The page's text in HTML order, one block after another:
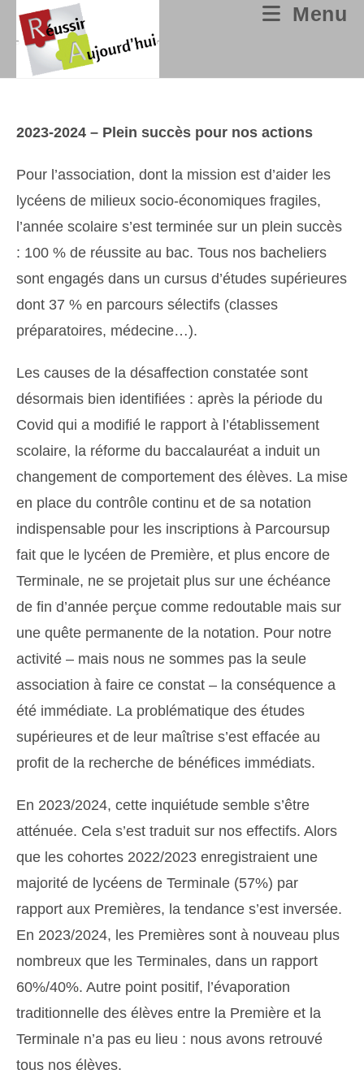
content
Menu
2023-2024 – Plein succès pour nos actions
Pour l’association, dont la mission est d’aider les
lycéens de milieux socio-économiques fragiles,
l’année scolaire s’est terminée sur un plein succès
: 100 % de réussite au bac. Tous nos bacheliers
sont engagés dans un cursus d’études supérieures
dont 37 % en parcours sélectifs (classes
préparatoires, médecine…).
Les causes de la désaffection constatée sont
désormais bien identifiées : après la période du
Covid qui a modifié le rapport à l’établissement
scolaire, la réforme du baccalauréat a induit un
changement de comportement des élèves. La mise
en place du contrôle continu et de sa notation
indispensable pour les inscriptions à Parcoursup
fait que le lycéen de Première, et plus encore de
Terminale, ne se projetait plus sur une échéance
de fin d’année perçue comme redoutable mais sur
une quête permanente de la notation. Pour notre
activité – mais nous ne sommes pas la seule
association à faire ce constat – la conséquence a
été immédiate. La problématique des études
supérieures et de leur maîtrise s’est effacée au
profit de la recherche de bénéfices immédiats.
En 2023/2024, cette inquiétude semble s’être
atténuée. Cela s’est traduit sur nos effectifs. Alors
que les cohortes 2022/2023 enregistraient une
majorité de lycéens de Terminale (57%) par
rapport aux Premières, la tendance s’est inversée.
En 2023/2024, les Premières sont à nouveau plus
nombreux que les Terminales, dans un rapport
60%/40%. Autre point positif, l’évaporation
traditionnelle des élèves entre la Première et la
Terminale n’a pas eu lieu : nous avons retrouvé
tous nos élèves.